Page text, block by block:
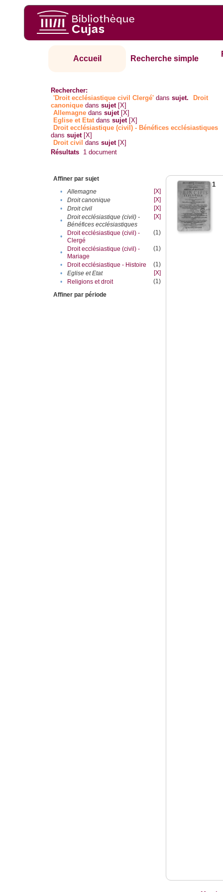
Accueil Recherche simple
Rechercher:
'Droit ecclésiastique civil Clergé' danssujet.
Droit
canonique danssujet [X]
Allemagne danssujet [X]
Eglise et Etatdanssujet [X]
Droit ecclésiastique (civil) - Bénéfices ecclésiastiques
danssujet [X]
Droit civil danssujet [X]
Résultats 1 document
Affiner par sujet
•
Allemagne
[X]
•
Droit canonique
[X]
•
Droit civil
[X]
•
Droit ecclésiastique (civil) -
Bénéfices ecclésiastiques
[X]
•
Droit ecclésiastique (civil) -
Clergé
(1)
•
Droit ecclésiastique (civil) -
Mariage
(1)
• Droit ecclésiastique - Histoire
(1)
•
Eglise et Etat
[X]
•
Religions et droit
(1)
Affiner par période
1